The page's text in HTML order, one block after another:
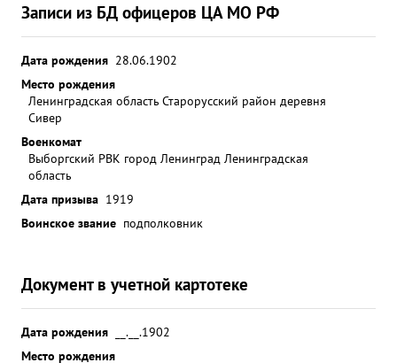
Записи из БД офицеров ЦА МО РФ
Дата рождения 28.06.1902
Место рождения
Ленинградская область Старорусский район деревня
Сивер
Военкомат
Выборгский РВК город Ленинград Ленинградская
область
Дата призыва 1919
Воинское звание подполковник
Документ в учетной картотеке
Дата рождения
__.__.1902
Место рождения